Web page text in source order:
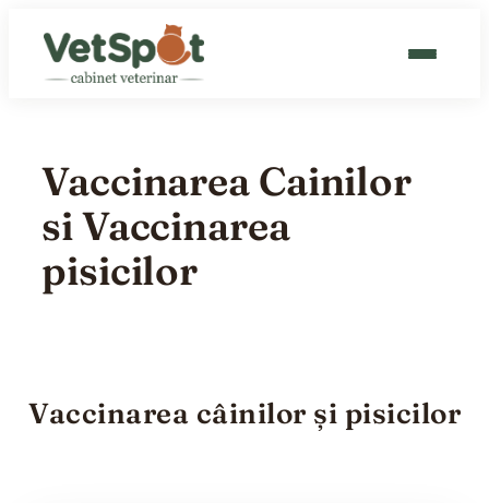
conținut
GROOMING
CAT HOTEL
BLOG
PROGRAMEAZĂ
Vaccinarea Cainilor
si Vaccinarea
pisicilor
Vaccinarea câinilor și pisicilor